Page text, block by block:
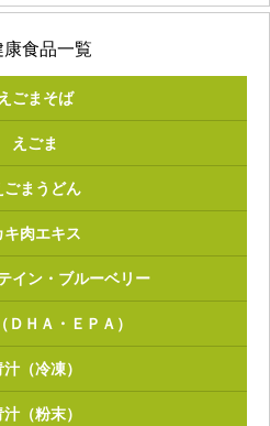
食品一覧
えごまそば
えごま
ごまうどん
キ肉エキス
イン・ブルーベリー
ＤＨＡ・ＥＰＡ）
汁（冷凍）
汁（粉末）